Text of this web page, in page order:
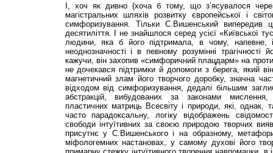
І, хоч як дивно (хоча б тому, що з’ясувалося
магістральних шляхів розвитку європейської і
симфоризування. Тільки С.Вишен­ський випередив
десятиліття. І не знайшлося серед усієї «Київської
людини, яка б його підтримала, в чому, напевне,
неоднозначності і в певному розумінні трагічності
кажучи, він захопив «симфоричний плацдарм» на
не дочекався підтримки й допомоги з берега, який
магнетичний злам його творчого доробку, значна
відходом від симфоризування, дедалі більшим
абстракцій, вибудованих за законами
пластичних матриць Всесвіту і природи, які,
часто парадоксальну, логіку відображень
свободи інтуїтивних за своєю природою творчих
присутнє у С.Ви­шенського і на образному,
міфологемних настановах, у самому духові його